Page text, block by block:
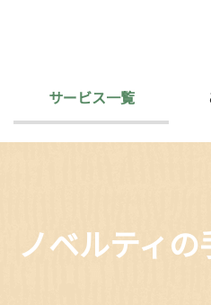
サービス一覧
ノベルティ